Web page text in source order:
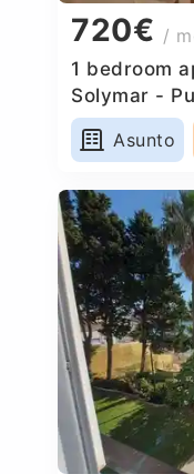
720€ /
1 bedroom
Solymar -
Asunto